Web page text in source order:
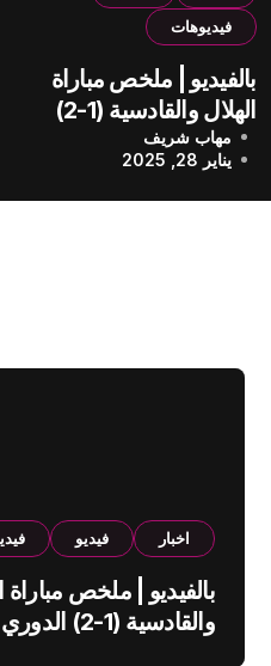
فيديوهات
بالفيديو | ملخص مباراة
الهلال والقادسية (1-2)
الدوري السعودي
مهاب شريف
يناير 28, 2025
اخبار فيديو
بالفيديو | ملخص مباراة
والقادسية (1-2) الدوري